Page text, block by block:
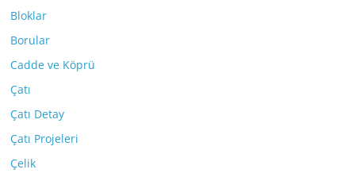
Bloklar
Borular
Cadde ve Köprü
Çatı
Çatı Detay
Çatı Projeleri
Çelik